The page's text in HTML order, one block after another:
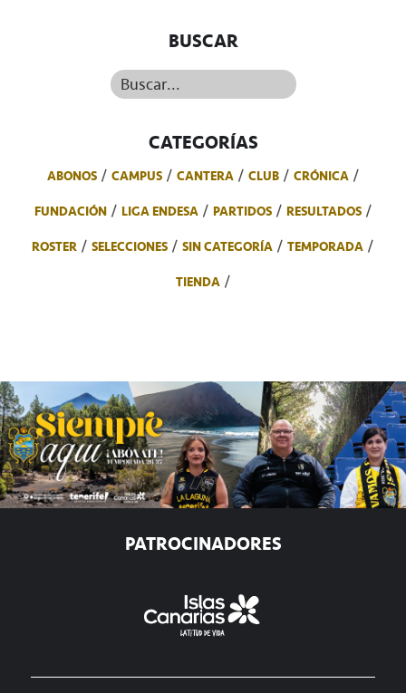
BUSCAR
Buscar...
CATEGORÍAS
ABONOS CAMPUS CANTERA CLUB
CRÓNICA
FUNDACIÓN
LIGA ENDESA PARTIDOS
RESULTADOS
ROSTER
SELECCIONES SIN CATEGORÍA
TEMPORADA
TIENDA
PATROCINADORES